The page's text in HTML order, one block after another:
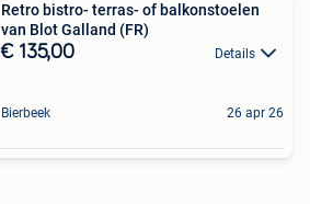
Retro bistro- terras- of balkonstoelen
van Blot Galland (FR)
€ 135,00 Details
Bierbeek 26 apr 26